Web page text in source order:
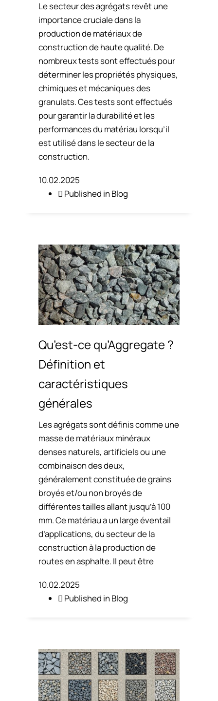
Le secteur des agrégats revêt une
importance cruciale dans la
production de matériaux de
construction de haute qualité. De
nombreux tests sont effectués pour
déterminer les propriétés physiques,
chimiques et mécaniques des
granulats. Ces tests sont effectués
pour garantir la durabilité et les
performances du matériau lorsqu’il
est utilisé dans le secteur de la
construction.
10.02.2025
Published in Blog
Qu’est-ce qu’Aggregate ?
Définition et
caractéristiques
générales
Les agrégats sont définis comme une
masse de matériaux minéraux
denses naturels, artificiels ou une
combinaison des deux,
généralement constituée de grains
broyés et/ou non broyés de
différentes tailles allant jusqu’à 100
mm. Ce matériau a un large éventail
d’applications, du secteur de la
construction à la production de
routes en asphalte. Il peut être
10.02.2025
Published in Blog